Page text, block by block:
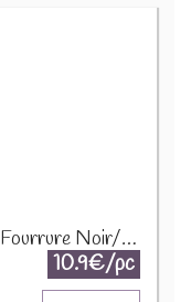
Pere Noel Ceramique/Imitation Fourrure Noir/Blanc Large 86755
10.9€/pc